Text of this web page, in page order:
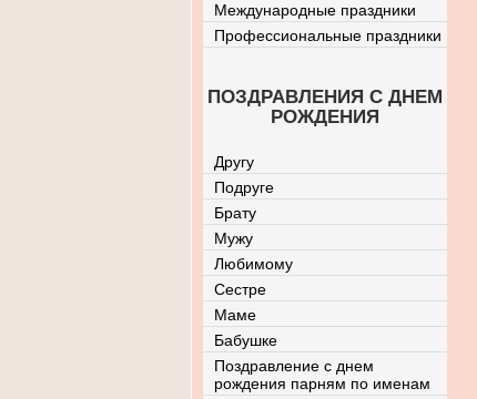
Международные праздники
Профессиональные праздники
ПОЗДРАВЛЕНИЯ С ДНЕМ
РОЖДЕНИЯ
Другу
Подруге
Брату
Мужу
Любимому
Сестре
Маме
Бабушке
Поздравление с днем
рождения парням по именам